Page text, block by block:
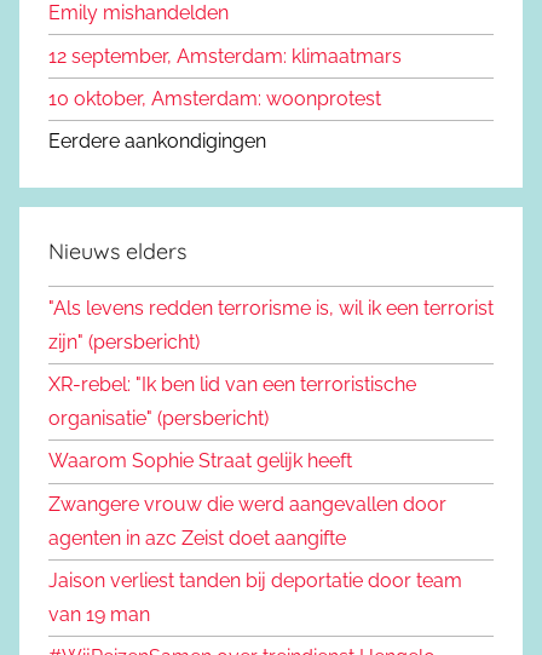
Emily mishandelden
12 september, Amsterdam: klimaatmars
10 oktober, Amsterdam: woonprotest
Eerdere aankondigingen
Nieuws elders
"Als levens redden terrorisme is, wil ik een terrorist
zijn" (persbericht)
XR-rebel: "Ik ben lid van een terroristische
organisatie" (persbericht)
Waarom Sophie Straat gelijk heeft
Zwangere vrouw die werd aangevallen door
agenten in azc Zeist doet aangifte
Jaison verliest tanden bij deportatie door team
van 19 man